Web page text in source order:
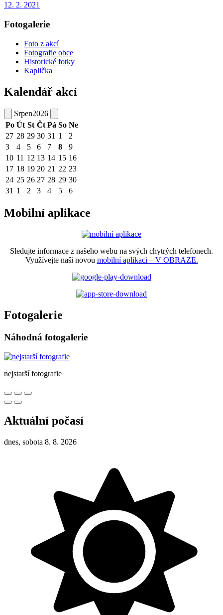
12. 2. 2021
Fotogalerie
Foto z akcí
Fotografie obce
Historické fotky
Kaplička
Kalendář akcí
Srpen2026
Po Út St Čt Pá So Ne
27 28 29 30 31 1
2
3
4 5 6 7 8
9
10 11 12 13 14 15 16
17 18 19 20 21 22 23
24 25 26 27 28 29 30
31 1 2 3 4 5 6
Mobilní aplikace
Sledujte informace z našeho webu na svých chytrých telefonech.
Využívejte naši novou mobilní aplikaci – V OBRAZE.
Fotogalerie
Náhodná fotogalerie
nejstarší fotografie
Aktuální počasí
dnes, sobota 8. 8. 2026